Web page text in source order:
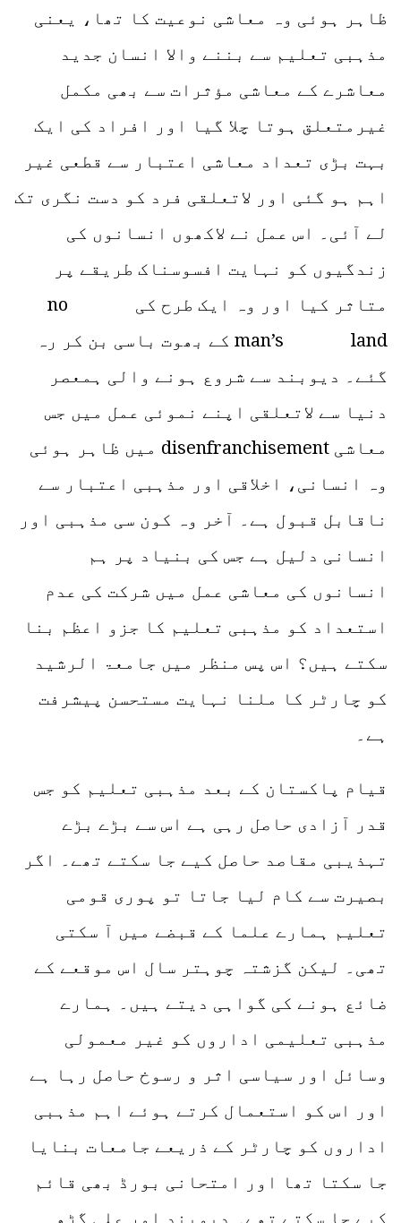
ظاہر ہوئی وہ معاشی نوعیت کا تھا، یعنی
مذہبی تعلیم سے بننے والا انسان جدید
معاشرے کے معاشی مؤثرات سے بھی مکمل
غیرمتعلق ہوتا چلا گیا اور افراد کی ایک
بہت بڑی تعداد معاشی اعتبار سے قطعی غیر
اہم ہو گئی اور لاتعلقی فرد کو دست نگری تک
لے آئی۔ اس عمل نے لاکھوں انسانوں کی
زندگیوں کو نہایت افسوسناک طریقے پر
متاثر کیا اور وہ ایک طرح کی no
man’s land کے بھوت باسی بن کر رہ
گئے۔ دیوبند سے شروع ہونے والی ہمعصر
دنیا سے لاتعلقی اپنے نموئی عمل میں جس
معاشی disenfranchisement میں ظاہر ہوئی
وہ انسانی، اخلاقی اور مذہبی اعتبار سے
ناقابل قبول ہے۔ آخر وہ کون سی مذہبی اور
انسانی دلیل ہے جس کی بنیاد پر ہم
انسانوں کی معاشی عمل میں شرکت کی عدم
استعداد کو مذہبی تعلیم کا جزو اعظم بنا
سکتے ہیں؟ اس پس منظر میں جامعۃ الرشید
کو چارٹر کا ملنا نہایت مستحسن پیشرفت
ہے۔
قیام پاکستان کے بعد مذہبی تعلیم کو جس
قدر آزادی حاصل رہی ہے اس سے بڑے بڑے
تہذیبی مقاصد حاصل کیے جا سکتے تھے۔ اگر
بصیرت سے کام لیا جاتا تو پوری قومی
تعلیم ہمارے علما کے قبضے میں آ سکتی
تھی۔ لیکن گزشتہ چوہتر سال اس موقعے کے
ضائع ہونے کی گواہی دیتے ہیں۔ ہمارے
مذہبی تعلیمی اداروں کو غیر معمولی
وسائل اور سیاسی اثر و رسوخ حاصل رہا ہے
اور اس کو استعمال کرتے ہوئے اہم مذہبی
اداروں کو چارٹر کے ذریعے جامعات بنایا
جا سکتا تھا اور امتحانی بورڈ بھی قائم
کیے جا سکتے تھے۔ دیوبند اور علی گڑھ